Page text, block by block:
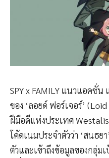
SPY x FAMILY แนวแอคชั่น
ของ ‘ลอยด์ ฟอร์เจอร์’
ฝีมือดีแห่งประเทศ
โค้ดเนมประจำตัวว่า ‘สนธ
ตัวและเข้าถึงข้อมูลของกลุ่ม